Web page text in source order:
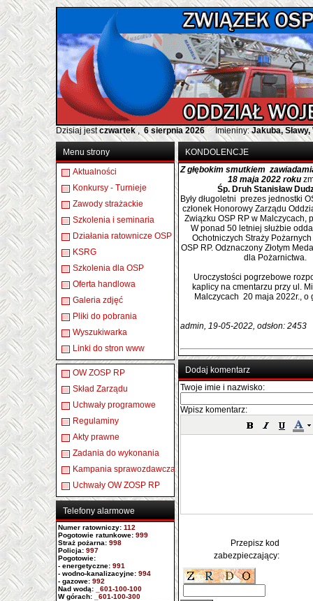
Dzisiaj jestczwartek,6 sierpnia 2026 Imieniny:Jakuba,
Menu strony
Aktualności
Konkursy - Turnieje
Zawody strażackie
Szkolenia i seminaria
Działania ratownicze OSP
KSRG
Szkolenia dla OSP
Oferta handlowa
Galeria zdjęć
Pliki do pobrania
Wyszukiwarka
Linki do stron www
OW ZOSP RP
Skład Zarządu
Uchwały programowe
Regulaminy
Akty prawne
Zadania do wykonania
Kampania sprawozdawcza
Uchwały OW ZOSP RP
Telefony alarmowe
Numer ratowniczy: 112
Pogotowie ratunkowe: 999
Straż pożarna: 998
Policja: 997
Pogotowie:
- energetyczne: 991
- wodno-kanalizacyjne: 994
- gazowe: 992
Nad wodą: _601-100-100
W górach: _601-100-300
KONDOLENCJE
Z głębokim smutkiem
18 maja 2022 roku
Śp. Druh Stanisław
Były długoletni prezes jednostki
członek Honorowy Zarządu
Związku OSP RP w Malczycach,
W ponad 50 letniej służbie
Ochotniczych Straży
OSP RP. Odznaczony Złotym
dla Pożarnictwa.
Uroczystości pogrzebowe
kaplicy na cmentarzu przy ul.
Malczycach 20 maja 2022r., o
admin, 19-05-2022, odsłon: 2453
Dodaj komentarz
Twoje imie i nazwisko:
Wpisz komentarz:
Przepisz kod
zabezpieczający: